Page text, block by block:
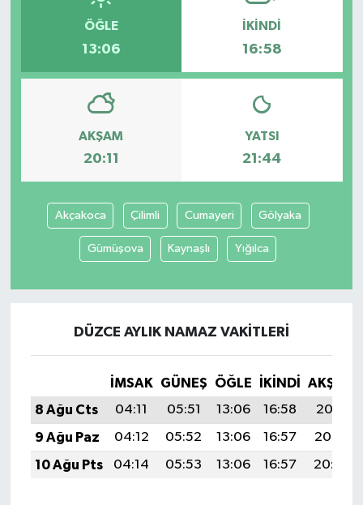
ÖĞLE
13:06
İKINDI
16:58
AKŞAM
20:11
YATSI
21:44
Akçakoca Çilimli Cumayeri Gölyaka
Gümüşova Kaynaşlı Yığılca
DÜZCE AYLIK NAMAZ VAKITLERI
İMSAK GÜNEŞ ÖĞLE İKINDI
AKŞAM
8 Ağu Cts
04:11 05:51 13:06 16:58
20:11
9 Ağu Paz
04:12 05:52 13:06 16:57
20:10
10 Ağu Pts
04:14 05:53 13:06 16:57 20:08